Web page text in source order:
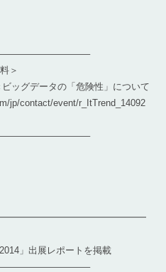
＞
グデータの「危険性」について
contact/event/r_ItTrend_14092
」出展レポートを掲載